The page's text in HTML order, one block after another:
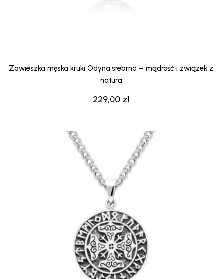
229,00 zł
Zawieszka męska kruki Odyna srebrna – mądrość i związek z
naturą